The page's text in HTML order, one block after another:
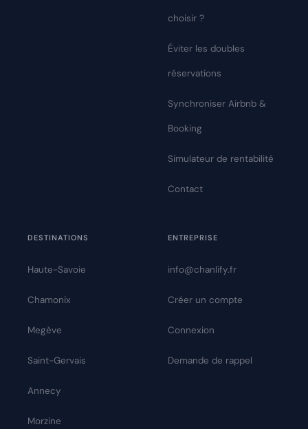
choisir ?
Éviter les doubles
réservations
Synchroniser Airbnb &
Booking
Simulateur de rentabilité
Contact
DESTINATIONS
Haute-Savoie
Chamonix
Megève
Saint-Gervais
Annecy
Morzine
ENTREPRISE
info@chanlify.fr
Créer un compte
Connexion
Demande de rappel